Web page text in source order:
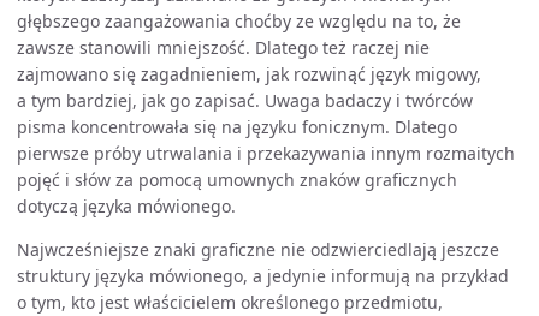
głębszego zaangażowania choćby ze względu na to, że
zawsze stanowili mniejszość. Dlatego też raczej nie
zajmowano się zagadnieniem, jak rozwinąć język migowy,
a tym bardziej, jak go zapisać. Uwaga badaczy i twórców
pisma koncentrowała się na języku fonicznym. Dlatego
pierwsze próby utrwalania i przekazywania innym rozmaitych
pojęć i słów za pomocą umownych znaków graficznych
dotyczą języka mówionego.
Najwcześniejsze znaki graficzne nie odzwierciedlają jeszcze
struktury języka mówionego, a jedynie informują na przykład
o tym, kto jest właścicielem określonego przedmiotu,